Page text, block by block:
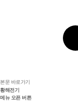
본문 바로가기
황해전기
메뉴 오픈 버튼